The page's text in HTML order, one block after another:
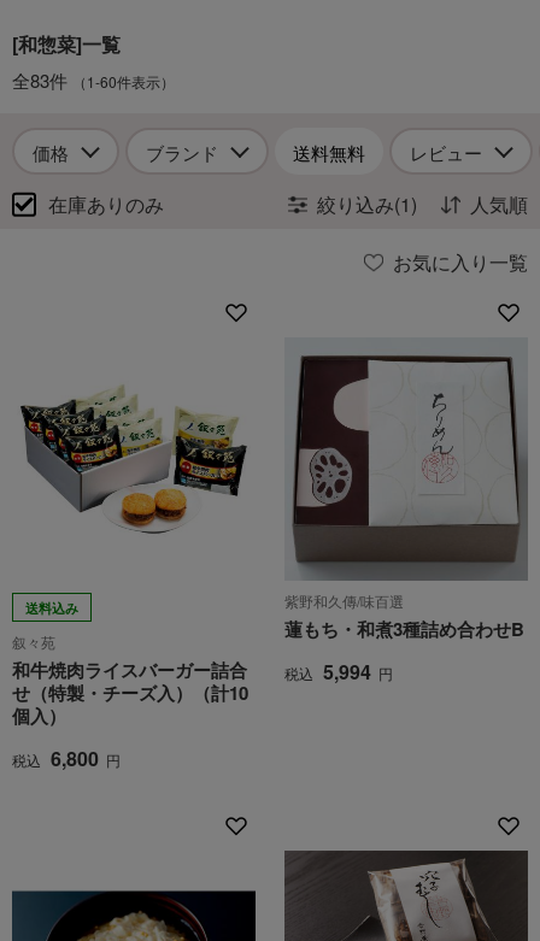
[和惣菜]一覧
全83件 （1-60件表示）
価格 ブランド 送料無料 レビュー
在庫ありのみ 絞り込み(1) 人気順
お気に入り一覧
送料込み
叙々苑
和牛焼肉ライスバーガー詰合
せ（特製・チーズ入）（計10
個入）
税込 6,800 円
紫野和久傳/味百選
蓮もち・和煮3種詰め合わせB
税込 5,994 円